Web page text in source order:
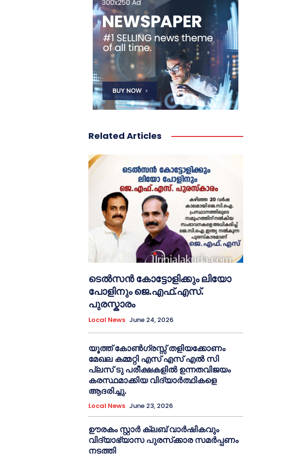
Related Articles
ടെൽസൻ കോട്ടോളിക്കും ലിയോ
പോളിനും ജെ.എഫ്.എസ്.
പുരസ്കാരം
Local News June 24, 2026
യൂത്ത് കോൺഗ്രസ്സ് തളിയക്കോണം
മേഖല കമ്മറ്റി എസ് എസ് എൽ സി
പ്ലസ് ടു പരീക്ഷകളിൽ ഉന്നതവിജയം
കരസ്ഥമാക്കിയ വിദ്യാർത്ഥികളെ
ആദരിച്ചു.
Local News June 23, 2026
ഊരകം സ്റ്റാർ ക്ലബ് വാർഷികവും
വിദ്യാഭ്യാസ പുരസ്‌ക്കാര സമർപ്പണം
നടത്തി